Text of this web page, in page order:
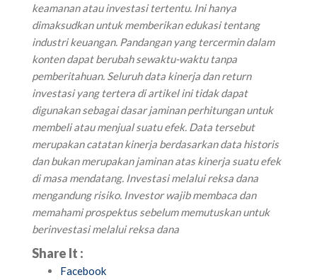
keamanan atau investasi tertentu. Ini hanya
dimaksudkan untuk memberikan edukasi tentang
industri keuangan. Pandangan yang tercermin dalam
konten dapat berubah sewaktu-waktu tanpa
pemberitahuan. Seluruh data kinerja dan return
investasi yang tertera di artikel ini tidak dapat
digunakan sebagai dasar jaminan perhitungan untuk
membeli atau menjual suatu efek. Data tersebut
merupakan catatan kinerja berdasarkan data historis
dan bukan merupakan jaminan atas kinerja suatu efek
di masa mendatang. Investasi melalui reksa dana
mengandung risiko. Investor wajib membaca dan
memahami prospektus sebelum memutuskan untuk
berinvestasi melalui reksa dana
Share It :
Facebook